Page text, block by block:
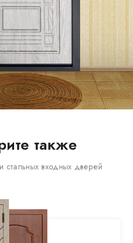
также
входных дверей